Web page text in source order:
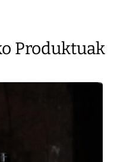
Produktuak